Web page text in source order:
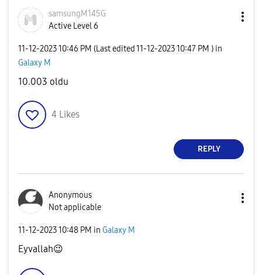
samsungM145G
Active Level 6
‎11-12-202310:46 PM (Last edited ‎11-12-202310:47 PM ) in
Galaxy M
10.003 oldu
4 Likes
REPLY
Anonymous
Not applicable
‎11-12-202310:48 PM in Galaxy M
Eyvallah😉